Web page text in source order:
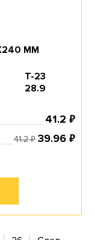
ММ
Т-23
28.9
41.2 ₽
41.2₽ 39.96 ₽